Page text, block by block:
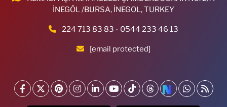
İNEGÖL /BURSA, İNEGOL, TURKEY
224 713 83 83 - 0544 233 46 13
[email protected]